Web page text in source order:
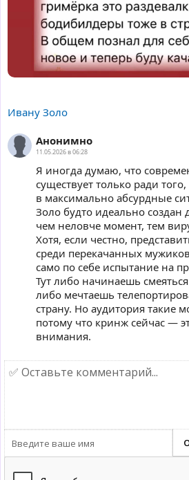
Ивану Золо
Анонимно
11.05.2026 в 06:28
Я иногда думаю, что
существует только ради
в максимально абсурдные
Золо будто идеально создан
чем неловче момент, тем
Хотя, если честно,
среди перекачанных
само по себе испытание на
Тут либо начинаешь
либо мечтаешь
страну. Но аудитория такие
потому что кринж сейчас —
внимания.